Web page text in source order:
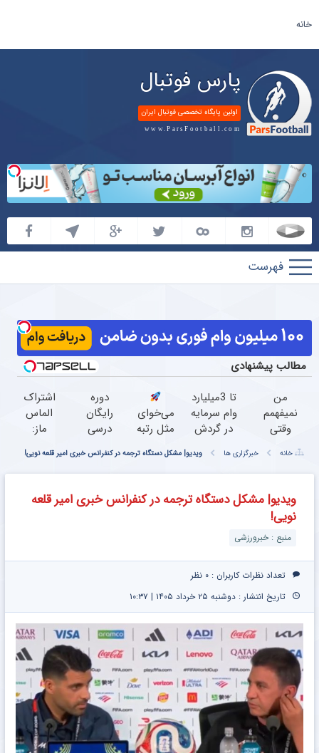
خانه
پارس فوتبال
اولین پایگاه تخصصی فوتبال ایران
www.ParsFootball.com
پارس
فوتبال
مطالب پیشنهادی
من
نمیفهمم
وقتی
درمان
داره،
دردش
رو داری
تحمل
تا 3میلیارد
وام سرمایه
در گردش
=>
فروشگاهت
رو ثبت
کن
می‌خوای
مثل رتبه
برترا
بدرخشی؟
جمع‌بندی
تابستون
رایگان
دوره
رایگان
درسی
ریاضی،
تجربی،
انسانی
(رایگان
اشتراک
الماس
ماز:
رتبه
یک‌های
کنکور!
خانه خبرگزاری ها ویدیو| مشکل دستگاه ترجمه در کنفرانس خبری امیر قلعه نویی!
ویدیو| مشکل دستگاه ترجمه در کنفرانس خبری امیر قلعه
نویی!
منبع : خبرورزشی
تعداد نظرات کاربران : ۰ نظر
تاریخ انتشار : دوشنبه ۲۵ خرداد ۱۴۰۵ | ۱۰:۳۷